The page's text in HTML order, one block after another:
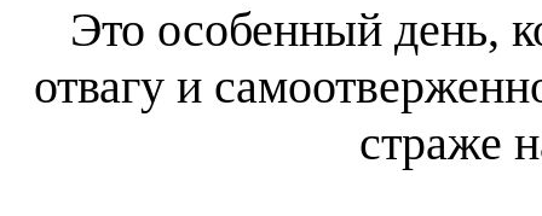
Это особенный день,
отвагу и
страже